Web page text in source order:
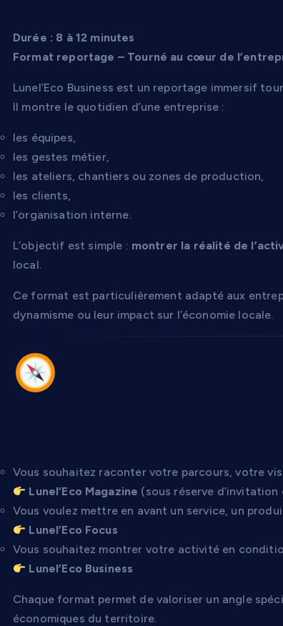
Durée : 8 à 12 minutes
Format reportage – Tourné au cœur de
Lunel’Eco Business est un reportage immersif
Il montre le quotidien d’une entreprise :
les équipes,
les gestes métier,
les ateliers, chantiers ou zones de production,
les clients,
l’organisation interne.
L’objectif est simple : montrer la réalité de
local.
Ce format est particulièrement adapté aux
dynamisme ou leur impact sur l’économie locale.
Vous souhaitez raconter votre parcours, votre
Lunel’Eco Magazine (sous réserve
Vous voulez mettre en avant un service, un
Lunel’Eco Focus
Vous souhaitez montrer votre activité en
Lunel’Eco Business
Chaque format permet de valoriser un angle
économiques du territoire.